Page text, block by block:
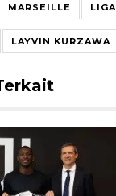
MARSEILLE
LAYVIN KURZAWA